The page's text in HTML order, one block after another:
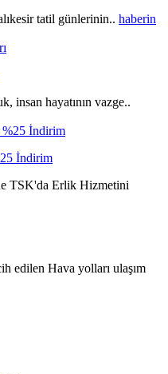
tatil günlerinin.. haberin
insan hayatının vazge..
İndirim
TSK'da Erlik Hizmetini
edilen Hava yolları ulaşım